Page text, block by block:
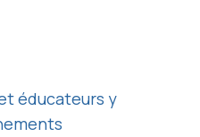
éducateurs y